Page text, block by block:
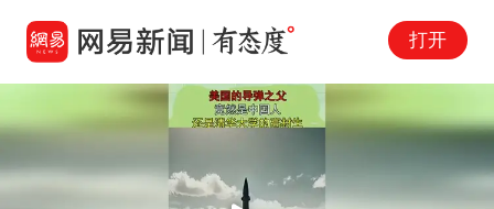
打开